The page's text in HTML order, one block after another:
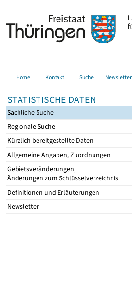
Home Kontakt Suche Newsletter
STATISTISCHE DATEN
Sachliche Suche
Regionale Suche
Kürzlich bereitgestellte Daten
Allgemeine Angaben, Zuordnungen
Gebietsveränderungen,
Änderungen zum Schlüsselverzeichnis
Definitionen und Erläuterungen
Newsletter